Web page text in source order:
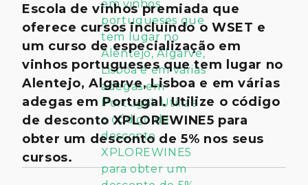
Escola de vinhos premiada que
oferece cursos incluindo o WSET e
um curso de especialização em
vinhos portugueses que tem lugar no
Alentejo, Algarve, Lisboa e em várias
adegas em Portugal. Utilize o código
de desconto XPLOREWINE5 para
obter um desconto de 5% nos seus
cursos.